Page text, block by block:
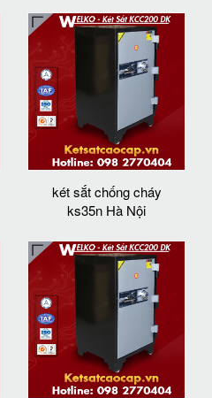
két sắt chống cháy
ks35n Hà Nội